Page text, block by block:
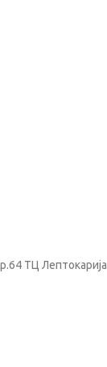
ТЦ Лептокарија